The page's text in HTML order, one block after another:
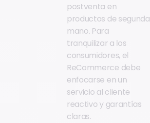
postventa en
productos de segunda
mano. Para
tranquilizar a los
consumidores, el
ReCommerce debe
enfocarse en un
servicio al cliente
reactivo y garantías
claras.